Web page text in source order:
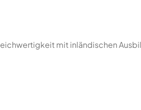
mit inländischen